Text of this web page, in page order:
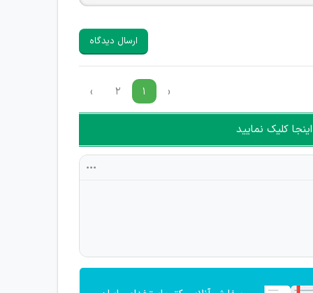
ارسال دیدگاه
‹ ۱ ۲ ›
کلیک نمایید